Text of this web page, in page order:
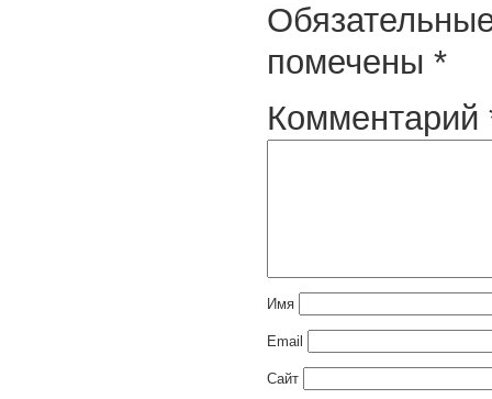
помечены *
Комментарий
Имя
Email
Сайт